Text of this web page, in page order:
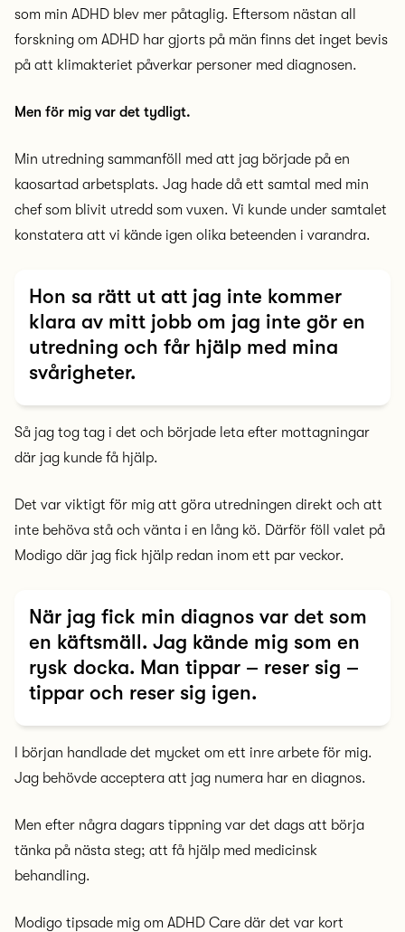
som min ADHD blev mer påtaglig. Eftersom nästan all
forskning om ADHD har gjorts på män finns det inget bevis
på att klimakteriet påverkar personer med diagnosen.
Men för mig var det tydligt.
Min utredning sammanföll med att jag började på en
kaosartad arbetsplats. Jag hade då ett samtal med min
chef som blivit utredd som vuxen. Vi kunde under samtalet
konstatera att vi kände igen olika beteenden i varandra.
Hon sa rätt ut att jag inte kommer
klara av mitt jobb om jag inte gör en
utredning och får hjälp med mina
svårigheter.
Så jag tog tag i det och började leta efter mottagningar
där jag kunde få hjälp.
Det var viktigt för mig att göra utredningen direkt och att
inte behöva stå och vänta i en lång kö. Därför föll valet på
Modigo där jag fick hjälp redan inom ett par veckor.
När jag fick min diagnos var det som
en käftsmäll. Jag kände mig som en
rysk docka. Man tippar – reser sig –
tippar och reser sig igen.
I början handlade det mycket om ett inre arbete för mig.
Jag behövde acceptera att jag numera har en diagnos.
Men efter några dagars tippning var det dags att börja
tänka på nästa steg; att få hjälp med medicinsk
behandling.
Modigo tipsade mig om ADHD Care där det var kort